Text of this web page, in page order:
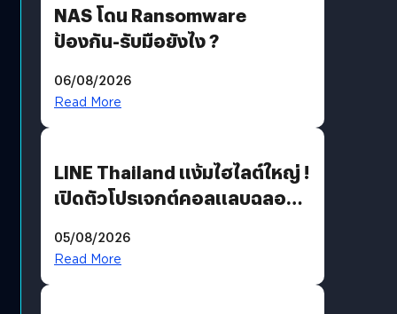
NAS โดน Ransomware
ป้องกัน-รับมือยังไง ?
06/08/2026
Read More
LINE Thailand แง้มไฮไลต์ใหญ่ !
เปิดตัวโปรเจกต์คอลแลบฉลอง
Moon x LINE FRIENDS
05/08/2026
Read More